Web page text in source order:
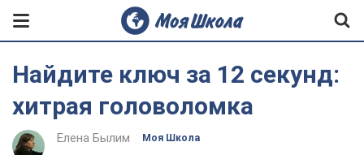
Найдите ключ за 12 секунд:
хитрая головоломка
Елена Былим Моя Школа